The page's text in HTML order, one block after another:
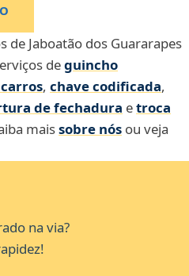
Jaboatão dos Guararapes
deguincho
, chave codificada,
de fechadura etroca
maissobre nós ou veja
na via?